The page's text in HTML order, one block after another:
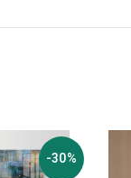
-30%